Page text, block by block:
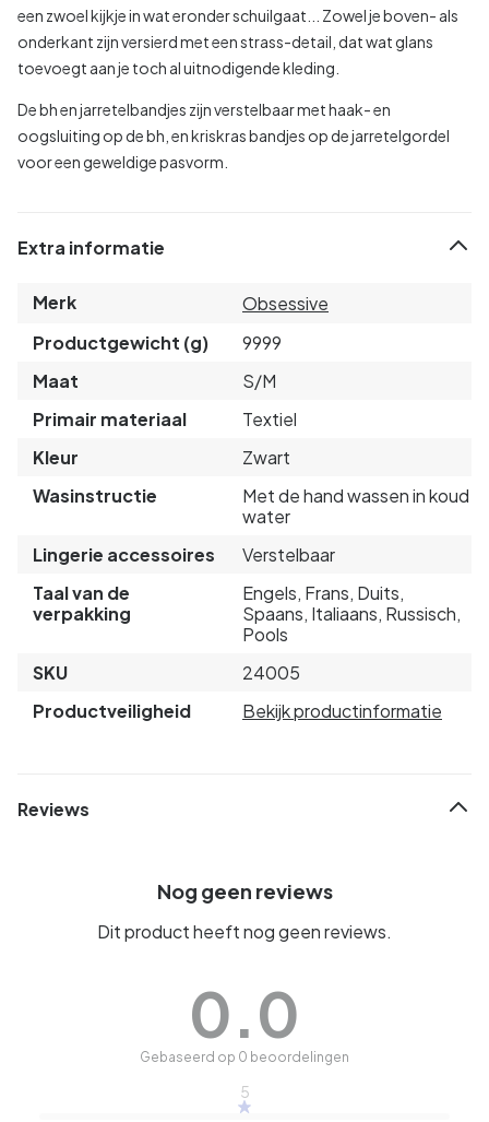
een zwoel kijkje in wat eronder schuilgaat... Zowel je boven- als
onderkant zijn versierd met een strass-detail, dat wat glans
toevoegt aan je toch al uitnodigende kleding.
De bh en jarretelbandjes zijn verstelbaar met haak- en
oogsluiting op de bh, en kriskras bandjes op de jarretelgordel
voor een geweldige pasvorm.
Extra informatie
Merk
Obsessive
Productgewicht (g)
9999
Maat
S/M
Primair materiaal
Textiel
Kleur
Zwart
Wasinstructie
Met de hand wassen in koud
water
Lingerie accessoires
Verstelbaar
Taal van de
verpakking
Engels, Frans, Duits,
Spaans, Italiaans, Russisch,
Pools
SKU
24005
Productveiligheid
Bekijk productinformatie
Reviews
Nog geen reviews
Dit product heeft nog geen reviews.
0.0
Gebaseerd op 0 beoordelingen
5